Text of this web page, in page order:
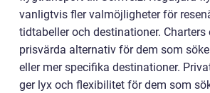
vanligtvis fler valmöjligheter för
tidtabeller och destinationer. Charters
prisvärda alternativ för dem som
eller mer specifika destinationer.
ger lyx och flexibilitet för dem som